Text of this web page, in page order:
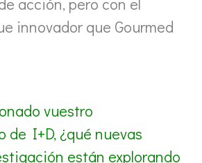
innovador que Gourmed
vuestro
de I+D, ¿qué nuevas
están explorando